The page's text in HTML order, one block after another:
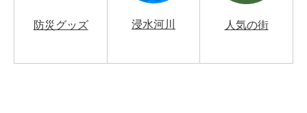
防災グッズ 浸水河川 人気の街